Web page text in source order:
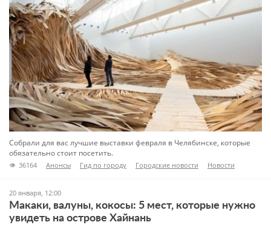
Собрали для вас лучшие выставки февраля в Челябинске, которые
обязательно стоит посетить.
36164 Анонсы Гид по городу Городские новости
Новости
20 января, 12:00
Макаки, валуны, кокосы: 5 мест, которые нужно
увидеть на острове Хайнань